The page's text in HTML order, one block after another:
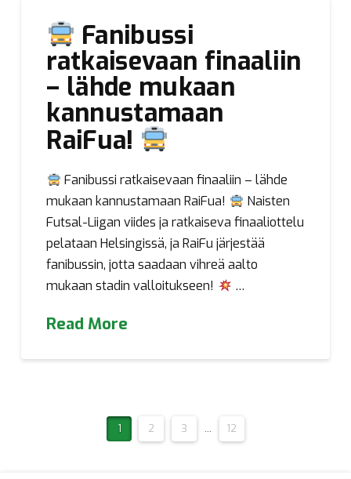
Fanibussi
ratkaisevaan finaaliin
– lähde mukaan
kannustamaan
RaiFua!
Fanibussi ratkaisevaan finaaliin – lähde
mukaan kannustamaan RaiFua!
Naisten
Futsal-Liigan viides ja ratkaiseva finaaliottelu
pelataan Helsingissä, ja RaiFu järjestää
fanibussin, jotta saadaan vihreä aalto
mukaan stadin valloitukseen!
…
Read More
1 2 3 ... 12